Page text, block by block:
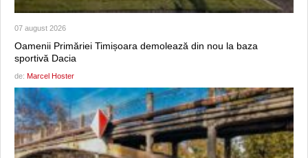
07 august 2026
Oamenii Primăriei Timișoara demolează din nou la baza
sportivă Dacia
de: Marcel Hoster